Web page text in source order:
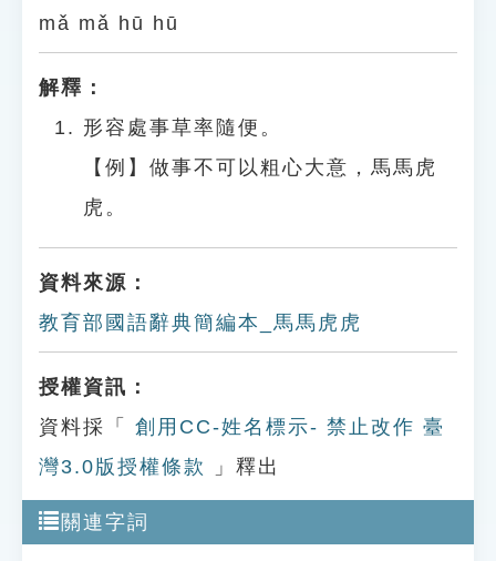
mǎ mǎ hū hū
解釋：
形容處事草率隨便。
【例】做事不可以粗心大意，馬馬虎
虎。
資料來源：
教育部國語辭典簡編本_馬馬虎虎
授權資訊：
資料採「
創用CC-姓名標示- 禁止改作 臺
灣3.0版授權條款
」釋出
關連字詞